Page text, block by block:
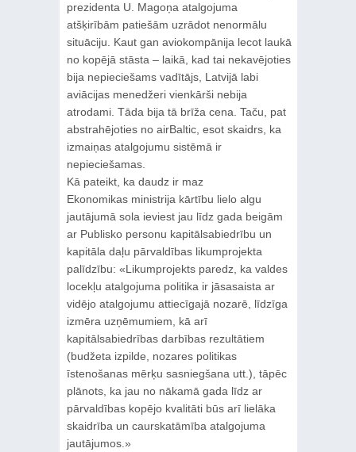
prezidenta U. Magoņa atalgojuma
atšķirībām patiešām uzrādot nenormālu
situāciju. Kaut gan aviokompānija lecot laukā
no kopējā stāsta – laikā, kad tai nekavējoties
bija nepieciešams vadītājs, Latvijā labi
aviācijas menedžeri vienkārši nebija
atrodami. Tāda bija tā brīža cena. Taču, pat
abstrahējoties no airBaltic, esot skaidrs, ka
izmaiņas atalgojumu sistēmā ir
nepieciešamas.
Kā pateikt, ka daudz ir maz
Ekonomikas ministrija kārtību lielo algu
jautājumā sola ieviest jau līdz gada beigām
ar Publisko personu kapitālsabiedrību un
kapitāla daļu pārvaldības likumprojekta
palīdzību: «Likumprojekts paredz, ka valdes
locekļu atalgojuma politika ir jāsasaista ar
vidējo atalgojumu attiecīgajā nozarē, līdzīga
izmēra uzņēmumiem, kā arī
kapitālsabiedrības darbības rezultātiem
(budžeta izpilde, nozares politikas
īstenošanas mērķu sasniegšana utt.), tāpēc
plānots, ka jau no nākamā gada līdz ar
pārvaldības kopējo kvalitāti būs arī lielāka
skaidrība un caurskatāmība atalgojuma
jautājumos.»